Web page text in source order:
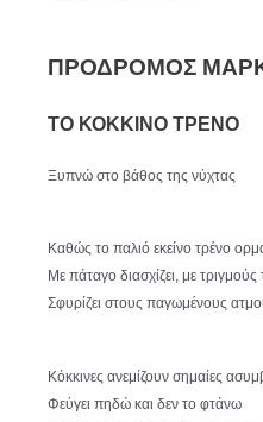
ΠΡΟΔΡΟΜΟΣ
ΤΟ ΚΟΚΚΙΝΟ ΤΡΕΝΟ
Ξυπνώ στο βάθος της νύχτας
Καθώς το παλιό εκείνο τρένο
Με πάταγο διασχίζει, με
Σφυρίζει στους παγωμένους
Κόκκινες ανεμίζουν σημαίες
Φεύγει πηδώ και δεν το φτάνω